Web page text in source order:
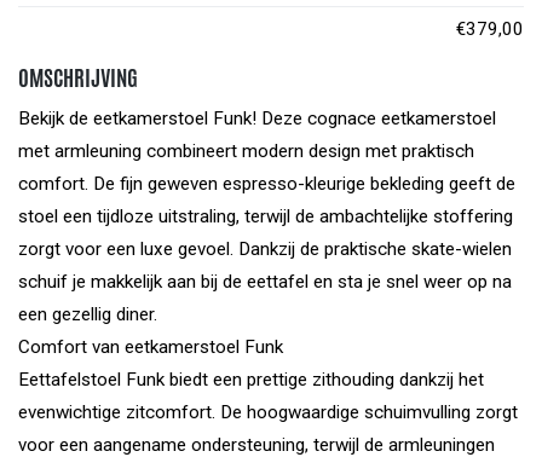
€379,00
OMSCHRIJVING
Bekijk de eetkamerstoel Funk! Deze cognace eetkamerstoel
met armleuning combineert modern design met praktisch
comfort. De fijn geweven espresso-kleurige bekleding geeft de
stoel een tijdloze uitstraling, terwijl de ambachtelijke stoffering
zorgt voor een luxe gevoel. Dankzij de praktische skate-wielen
schuif je makkelijk aan bij de eettafel en sta je snel weer op na
een gezellig diner.
Comfort van eetkamerstoel Funk
Eettafelstoel Funk biedt een prettige zithouding dankzij het
evenwichtige zitcomfort. De hoogwaardige schuimvulling zorgt
voor een aangename ondersteuning, terwijl de armleuningen